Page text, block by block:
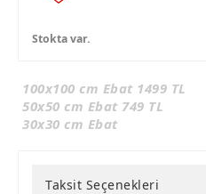
Stokta var.
100x100 cm Ebat 1499 TL
50x50 cm Ebat 749 TL
30x30 cm Ebat
Taksit Seçenekleri